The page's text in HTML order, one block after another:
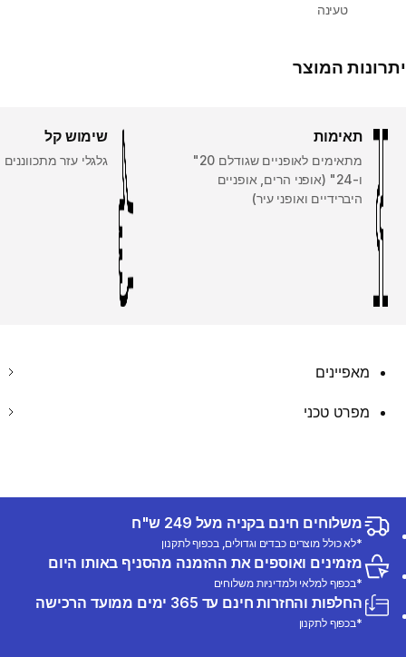
טעינה
יתרונות המוצר
תאימות
מתאימים לאופניים שגודלם 20"
ו-24" (אופני הרים, אופניים
היברידיים ואופני עיר)
שימוש קל
גלגלי עזר
מאפיינים
מפרט טכני
משלוחים חינם בקניה מעל 249 ש"ח
*לא כולל מוצרים כבדים וגדולים, בכפוף לתקנון
מזמינים ואוספים את ההזמנה מהסניף באותו היום
*בכפוף למלאי ולמדיניות משלוחים
החלפות והחזרות חינם עד 365 ימים ממועד הרכישה
*בכפוף לתקנון